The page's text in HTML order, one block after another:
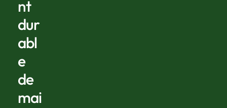
nt
dur
abl
e
de
mai